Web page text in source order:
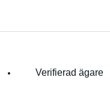
Verifierad ägare